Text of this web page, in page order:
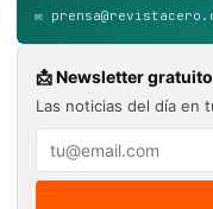
✉️
📩 Newsletter gratuito
Las noticias del día en